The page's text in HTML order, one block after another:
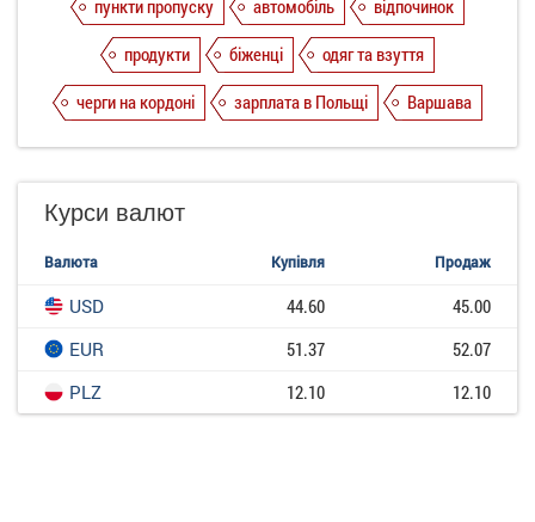
пункти пропуску
автомобіль
відпочинок
продукти
біженці
одяг та взуття
черги на кордоні
зарплата в Польщі Варшава
Курси валют
Валюта Купівля Продаж
USD 44.60
45.00
EUR
51.37
52.07
PLZ
12.10 12.10